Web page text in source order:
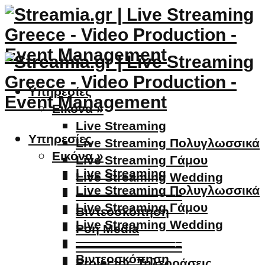
Υπηρεσίες
Εικόνα »
Live Streaming
Live Streaming Πολυγλωσσικά
Live Streaming Γάμου
Live Streaming Wedding
————————–
Βιντεοσκόπηση
Ροή Media
————————–
Υπηρεσίες
Εικόνα »
Live Streaming
Live Streaming Πολυγλωσσικά
Live Streaming Γάμου
Live Streaming Wedding
————————–
Βιντεοσκόπηση